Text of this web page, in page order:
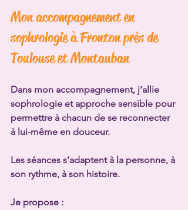
Mon accompagnement en
sophrologie à Fronton près de
Toulouse et Montauban
Dans mon accompagnement, j’allie
sophrologie et approche sensible pour
permettre à chacun de se reconnecter
à lui-même en douceur.
Les séances s’adaptent à la personne, à
son rythme, à son histoire.
Je propose :